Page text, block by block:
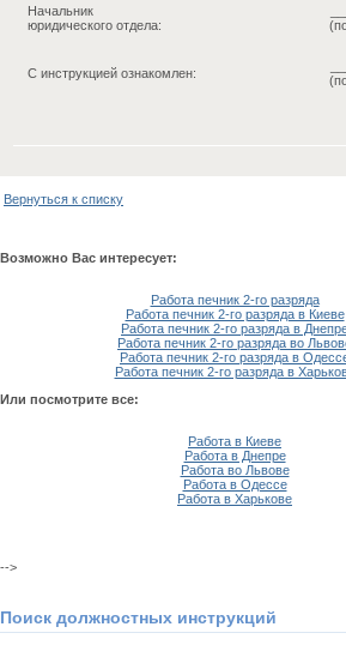
Начальник
юридического отдела:
С инструкцией ознакомлен:
Вернуться к списку
Возможно Вас интересует:
Работа печник 2-го разряда
Работа печник 2-го разряда в Киеве
Работа печник 2-го разряда в
Работа печник 2-го разряда во
Работа печник 2-го разряда в
Работа печник 2-го разряда в
Или посмотрите все:
Работа в Киеве
Работа в Днепре
Работа во Львове
Работа в Одессе
Работа в Харькове
-->
Поиск должностных инструкций